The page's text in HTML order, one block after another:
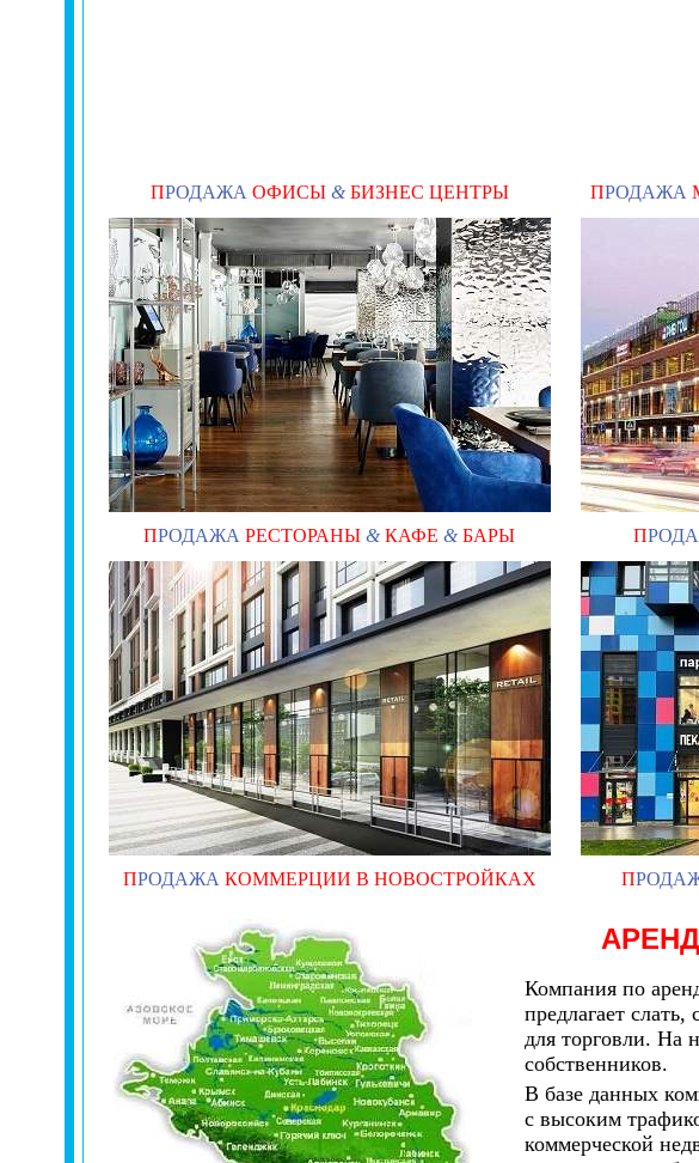
ПРОДАЖА ОФИСЫ & БИЗНЕС ЦЕНТРЫ ПРОДАЖА
ПРОДАЖА РЕСТОРАНЫ &КАФЕ &БАРЫ П
ПРОДАЖА КОММЕРЦИИ В НОВОСТРОЙКАХ П
Компания по
предлагает
для торговли. На
собственников.
В базе данных
с высоким
коммерческой